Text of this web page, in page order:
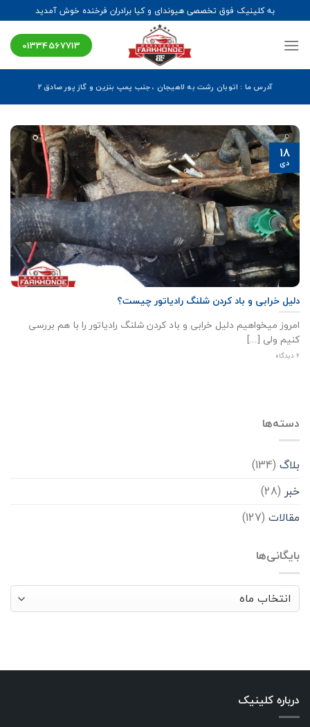
to
content
به کلینیک فوق تخصصی هیوندای و کیا برادران فرخنده خوش آمدید
01334567713
آدرس ما : اتوبان رشت به لاهیجان ، جنب پمپ بنزین و گاز پور صادق ۲
دلیل خرابی و باد کردن شلنگ رادیاتور چیست؟
امروز میخواهیم دلیل خرابی و باد کردن شلنگ رادیاتور را با هم بررسی
کنیم ولی [...]
6 دیدگاه
18
دی
دسته‌ها
بلاگ (134)
خبر (28)
مقالات (127)
بایگانی‌ها
بایگانی‌ها
درباره کلینیک